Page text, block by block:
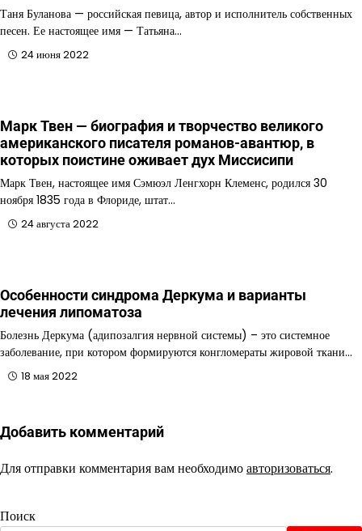
Таня Буланова — российская певица, автор и исполнитель собственных
песен. Ее настоящее имя — Татьяна…
24 июня 2022
Марк Твен — биография и творчество великого
американского писателя романов-авантюр, в
которых поистине оживает дух Миссисипи
Марк Твен, настоящее имя Сэмюэл Ленгхорн Клеменс, родился 30
ноября 1835 года в Флориде, штат…
24 августа 2022
Особенности синдрома Деркума и варианты
лечения липоматоза
Болезнь Деркума (адипозалгия нервной системы) – это системное
заболевание, при котором формируются конгломераты жировой ткани…
18 мая 2022
Добавить комментарий
Для отправки комментария вам необходимоавторизоваться.
Поиск